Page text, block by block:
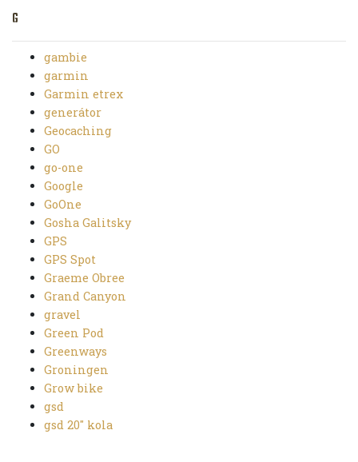
G
gambie
garmin
Garmin etrex
generátor
Geocaching
GO
go-one
Google
GoOne
Gosha Galitsky
GPS
GPS Spot
Graeme Obree
Grand Canyon
gravel
Green Pod
Greenways
Groningen
Grow bike
gsd
gsd 20" kola